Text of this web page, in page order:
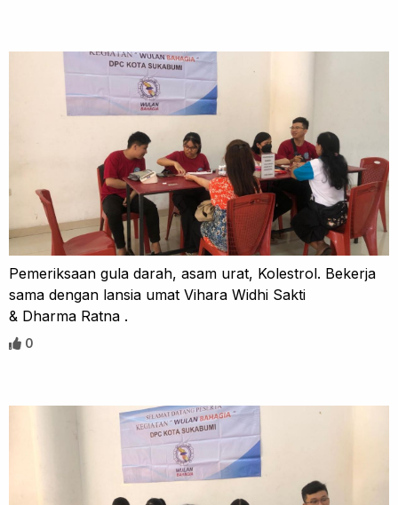
Pemeriksaan gula darah, asam urat, Kolestrol. Bekerja
sama dengan lansia umat Vihara Widhi Sakti
& Dharma Ratna .
0